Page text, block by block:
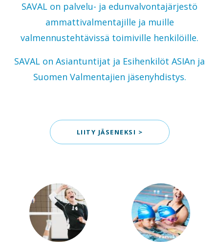
SAVAL on palvelu- ja edunvalvontajärjestö
ammattivalmentajille ja muille
valmennustehtävissä toimiville henkilöille.
SAVAL on Asiantuntijat ja Esihenkilöt ASIAn ja
Suomen Valmentajien jäsenyhdistys.
LIITY JÄSENEKSI >